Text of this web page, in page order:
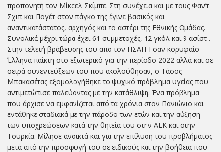
προπονητή τον Μίκαελ Σκίμπε. Στη συνέχεια και με τους Φαν’τ
Σχιπ και Πογέτ στον πάγκο της έγινε βασικός και
αναντικατάστατος, αρχηγός και το αστέρι της Εθνικής Ομάδας.
Συνολικά μέχρι τώρα έχει 61 συμμετοχές, 12 γκόλ και 9 ασίστ .
Στην τελετή βράβευσης του από τον ΠΣΑΠΠ σαν κορυφαίο
Έλληνα παίκτη στο εξωτερικό για την περίοδο 2022 αλλά και σε
σειρά συνεντεύξεων του που ακολούθησαν, ο Τάσος
Μπακασέτας εξομολογήθηκε το ψυχικό πρόβλημα υγείας που
αντιμετώπισε παλεύοντας με την κατάθλιψη. Ένα πρόβλημα
που άρχισε να εμφανίζεται από τα χρόνια στον Πανιώνιο και
εντάθηκε σταδιακά με την πάροδο των ετών και την αύξηση
των υποχρεώσεων κατά την θητεία του στην ΑΕΚ και στην
Τουρκία. Μίλησε ανοικτά και για την επίλυση του προβλήματος
μετά από την προσφυγή του σε ειδικούς και την βοήθεια που